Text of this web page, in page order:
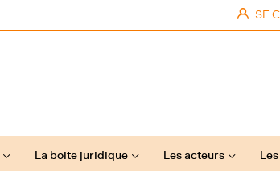
SE
La boite juridique Les acteurs